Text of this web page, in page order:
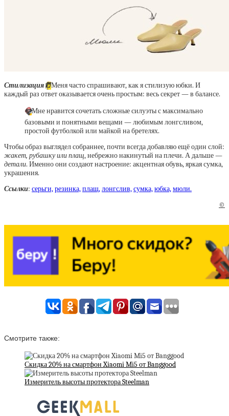
Стилизация📒Меня часто спрашивают, как я стилизую юбки. И
каждый раз ответ оказывается очень простым: весь секрет — в балансе.
✏️Мне нравится сочетать сложные силуэты с максимально
базовыми и понятными вещами — любимым лонгсливом,
простой футболкой или майкой на бретелях.
Чтобы образ выглядел собраннее, почти всегда добавляю ещё один слой:
жакет, рубашку или плащ, небрежно накинутый на плечи. А дальше —
детали. Именно они создают настроение: акцентная обувь, яркая сумка,
украшения.
Ссылки: серьги,резинка,плащ,лонгслив,сумка,юбка,мюли.
©
Смотрите также:
Скидка 20% на смартфон Xiaomi Mi5 от Banggood
Измеритель высоты протектора Steelman